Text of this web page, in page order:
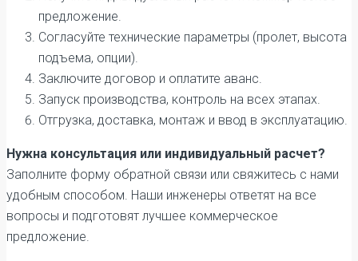
предложение.
Согласуйте технические параметры (пролет, высота
подъема, опции).
Заключите договор и оплатите аванс.
Запуск производства, контроль на всех этапах.
Отгрузка, доставка, монтаж и ввод в эксплуатацию.
Нужна консультация или индивидуальный расчет?
Заполните форму обратной связи или свяжитесь с нами
удобным способом. Наши инженеры ответят на все
вопросы и подготовят лучшее коммерческое
предложение.